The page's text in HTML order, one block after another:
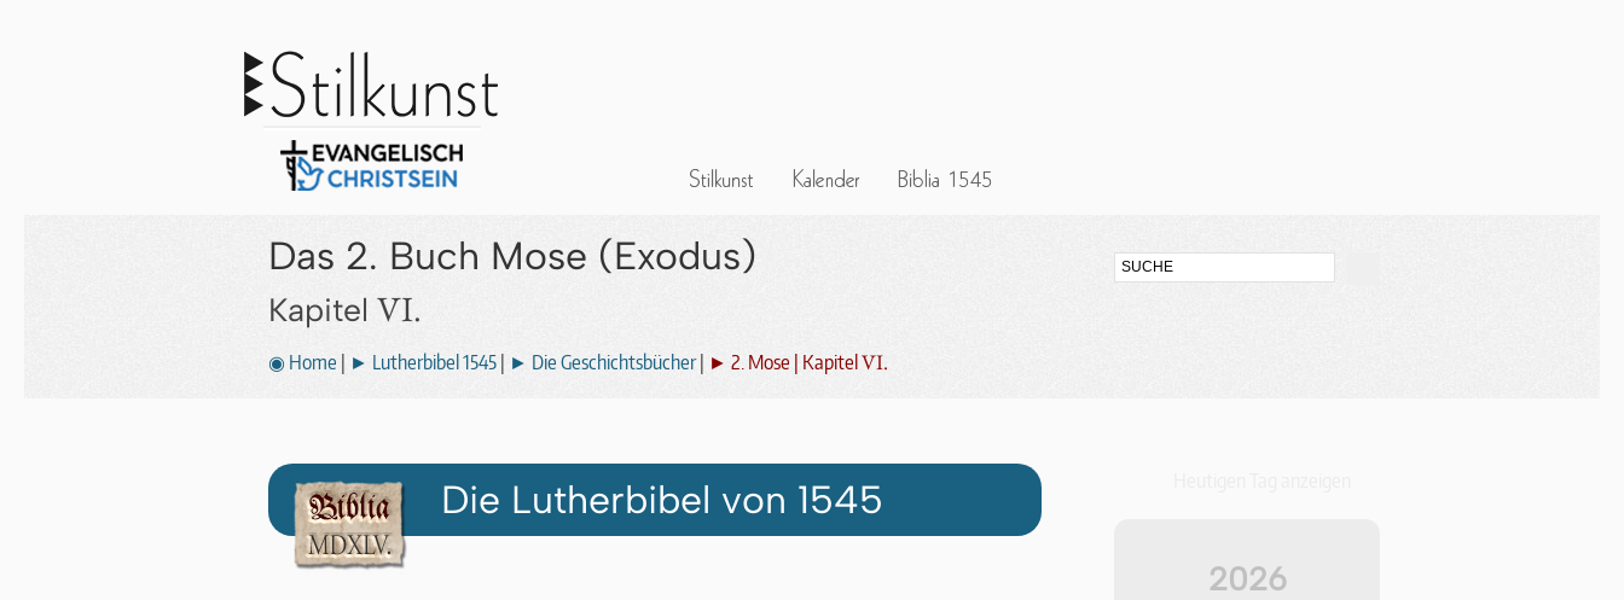
Das 2. Buch Mose (Exodus)
Kapitel VI.
◉ Home ► Lutherbibel 1545 ► Die Geschichtsbücher| ► 2. Mose | Kapitel VI.
Die Lutherbibel von 1545
2026